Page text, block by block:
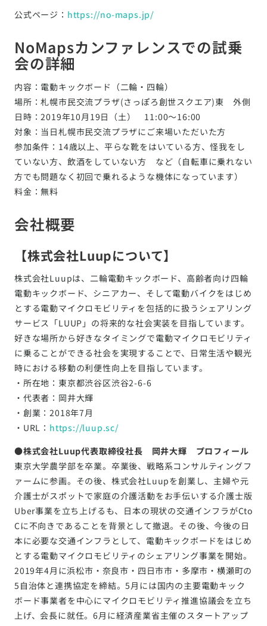
公式ページ： https://no-maps.jp/
NoMapsカンファレンスでの試乗
会の詳細
内容：電動キックボード（二輪・四輪）
場所：札幌市民交流プラザ(さっぽろ創世スクエア)東 外側
日時：2019年10月19日（土） 11:00〜16:00
対象：当日札幌市民交流プラザにご来場いただいた方
参加条件：14歳以上、平らな靴をはいている方、怪我をし
ていない方、飲酒をしていない方 など（自転車に乗れない
方でも問題なく初回で乗れるような機体になっています）
料金：無料
会社概要
【株式会社Luupについて】
株式会社Luupは、二輪電動キックボード、高齢者向け四輪
電動キックボード、シニアカー、そして電動バイクをはじめ
とする電動マイクロモビリティを包括的に扱うシェアリング
サービス「LUUP」の将来的な社会実装を目指しています。
好きな場所から好きなタイミングで電動マイクロモビリティ
に乗ることができる社会を実現することで、日常生活や観光
時における移動の利便性向上を目指しています。
・所在地：東京都渋谷区渋谷2-6-6
・代表者：岡井大輝
・創業：2018年7月
・URL： https://luup.sc/
●株式会社Luup代表取締役社長 岡井大輝 プロフィール
東京大学農学部を卒業。卒業後、戦略系コンサルティングフ
ァームに参画。その後、株式会社Luupを創業し、主婦や元
介護士がスポットで家庭の介護活動をお手伝いする介護士版
Uber事業を立ち上げるも、日本の現状の交通インフラがCto
Cに不向きであることを背景として撤退。その後、今後の日
本に必要な交通インフラとして、電動キックボードをはじめ
とする電動マイクロモビリティのシェアリング事業を開始。
2019年4月に浜松市・奈良市・四日市市・多摩市・横瀬町の
5自治体と連携協定を締結。5月には国内の主要電動キック
ボード事業者を中心にマイクロモビリティ推進協議会を立ち
上げ、会長に就任。6月に経済産業省主催のスタートアップ